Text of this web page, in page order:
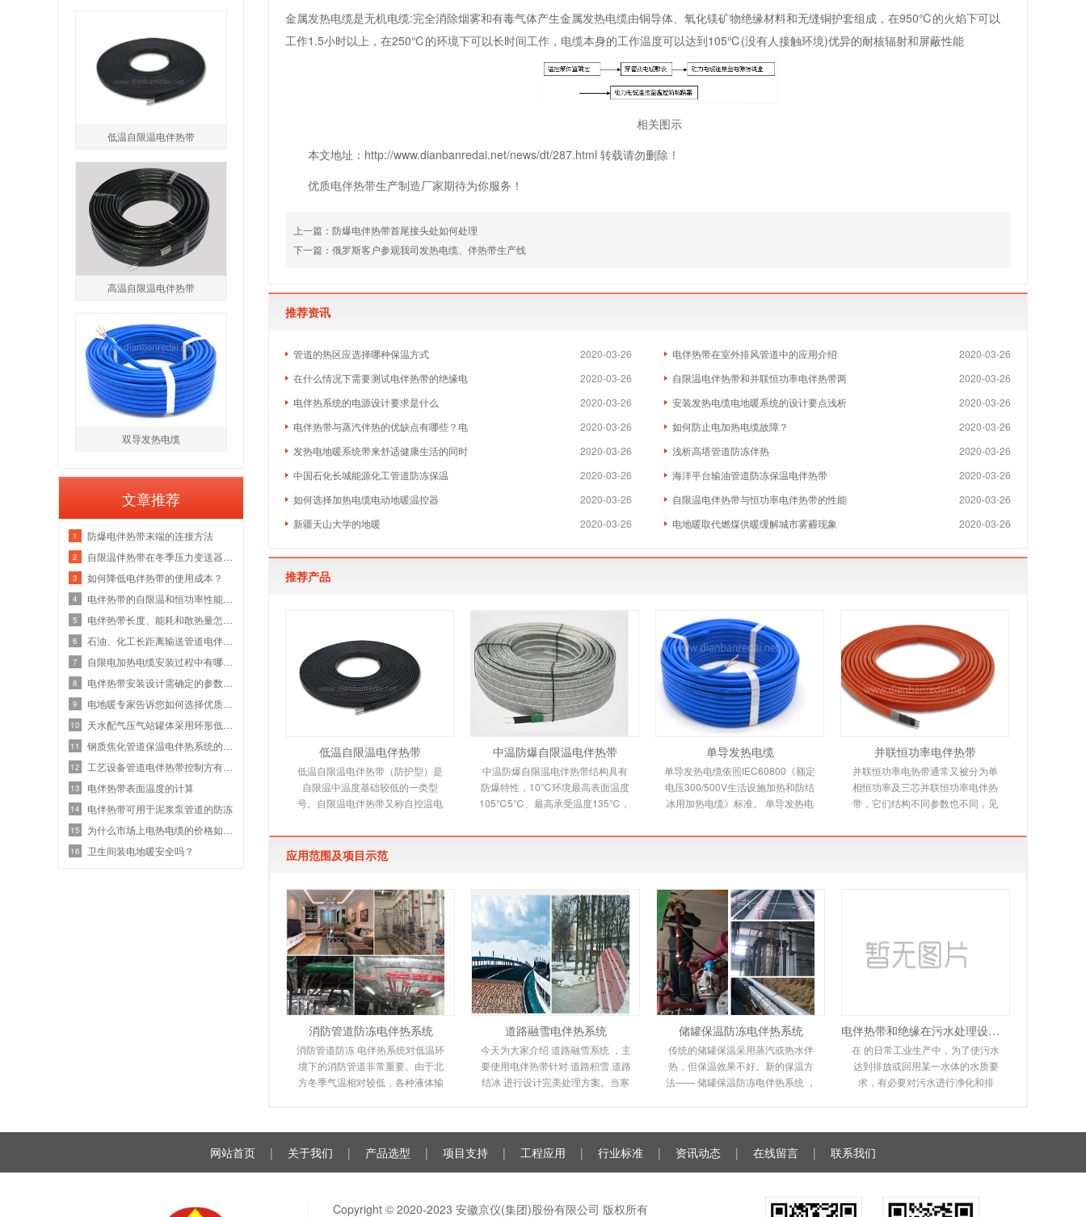
金属发热电缆是无机电缆:完全消除烟雾和有毒气体产生金属发热电缆由铜导体、氧化镁矿物绝缘材料和无缝铜护套组成，在950℃的火焰下可以
工作1.5小时以上，在250℃的环境下可以长时间工作，电缆本身的工作温度可以达到105℃(没有人接触环境)优异的耐核辐射和屏蔽性能
相关图示
本文地址：http://www.dianbanredai.net/news/dt/287.html 转载请勿删除！
优质电伴热带生产制造厂家期待为你服务！
上一篇： 防爆电伴热带首尾接头处如何处理
下一篇： 俄罗斯客户参观我司发热电缆、伴热带生产线
推荐资讯
2020-03-26
管道的热区应选择哪种保温方式 2020-03-26
电伴热带在室外排风管道中的应用介绍
2020-03-26
在什么情况下需要测试电伴热带的绝缘电 2020-03-26
自限温电伴热带和并联恒功率电伴热带两
2020-03-26
电伴热系统的电源设计要求是什么 2020-03-26
安装发热电缆电地暖系统的设计要点浅析
2020-03-26
电伴热带与蒸汽伴热的优缺点有哪些？电 2020-03-26
如何防止电加热电缆故障？
2020-03-26
发热电地暖系统带来舒适健康生活的同时 2020-03-26
浅析高塔管道防冻伴热
2020-03-26
中国石化长城能源化工管道防冻保温 2020-03-26
海洋平台输油管道防冻保温电伴热带
2020-03-26
如何选择加热电缆电动地暖温控器 2020-03-26
自限温电伴热带与恒功率电伴热带的性能
2020-03-26
新疆天山大学的地暖 2020-03-26
电地暖取代燃煤供暖缓解城市雾霾现象
推荐产品
低温自限温电伴热带
低温自限温电伴热带（防护型）是
自限温中温度基础较低的一类型
号。自限温电伴热带又称自控温电
电热产品，由高分子
中温防爆自限温电伴热带
中温防爆自限温电伴热带结构具有
防爆特性，10℃环境最高表面温度
105℃5℃、最高承受温度135℃，
带，它是新一代唯一带
单导发热电缆
单导发热电缆依照IEC60800《额定
电压300/500V生活设施加热和防结
冰用加热电缆》标准。 单导发热电
烯绝缘，铝带屏蔽，防
并联恒功率电伴热带
并联恒功率电热带通常又被分为单
相恒功率及三芯并联恒功率电伴热
带，它们结构不同参数也不同，见
是由多个发热节在
应用范围及项目示范
消防管道防冻电伴热系统
消防管道防冻 电伴热系统对低温环
境下的消防管道非常重要。由于北
方冬季气温相对较低，各种液体输
道路融雪电伴热系统
今天为大家介绍 道路融雪系统 ，主
要使用电伴热带针对 道路积雪 道路
结冰 进行设计完美处理方案。当寒
储罐保温防冻电伴热系统
传统的储罐保温采用蒸汽或热水伴
热，但保温效果不好。新的保温方
法—— 储罐保温防冻电伴热系统 ，
电伴热带和绝缘在污水处理设备中的应用
在 的日常工业生产中，为了使污水
达到排放或回用某一水体的水质要
求，有必要对污水进行净化和排
低温自限温电伴热带
高温自限温电伴热带
双导发热电缆
文章推荐
1 防爆电伴热带末端的连接方法
2
3 如何降低电伴热带的使用成本？
4
5
6
7
8
9
10
11
12
13 电伴热带表面温度的计算
14 电伴热带可用于泥浆泵管道的防冻
15
16 卫生间装电地暖安全吗？
网站首页 | 关于我们 | 产品选型 | 项目支持 | 工程应用 | 行业标准 | 资讯动态 | 在线留言 | 联系我们
Copyright © 2020-2023 安徽京仪(集团)股份有限公司 版权所有